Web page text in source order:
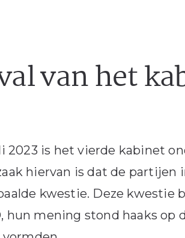
van het
2023 is het vierde kabinet
hiervan is dat de
kwestie. Deze
hun mening stond haaks op